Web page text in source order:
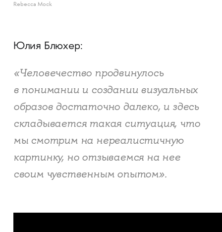
Rebecca Mock
Юлия Блюхер:
«Человечество продвинулось
в понимании и создании визуальных
образов достаточно далеко, и здесь
складывается такая ситуация, что
мы смотрим на нереалистичную
картинку, но отзываемся на нее
своим чувственным опытом».